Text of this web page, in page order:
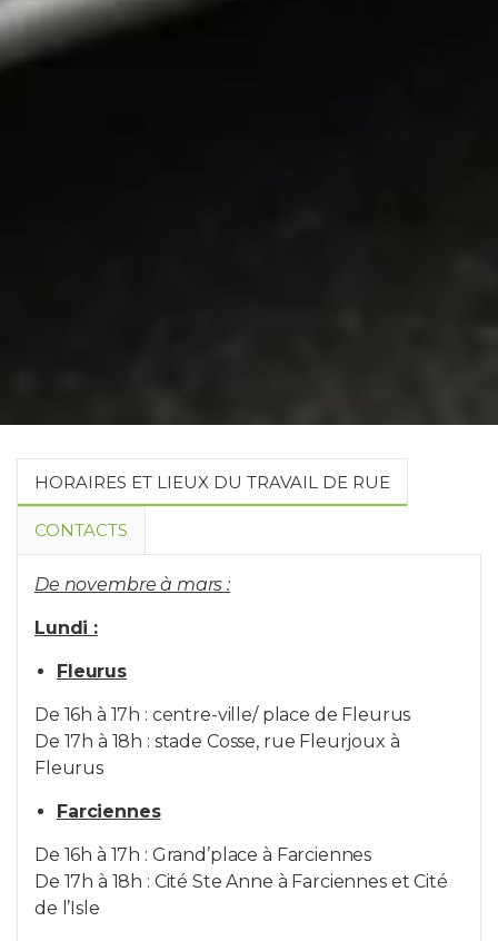
HORAIRES ET LIEUX DU TRAVAIL DE RUE
CONTACTS
De novembre à mars :
Lundi :
Fleurus
De 16h à 17h : centre-ville/ place de Fleurus
De 17h à 18h : stade Cosse, rue Fleurjoux à
Fleurus
Farciennes
De 16h à 17h : Grand’place à Farciennes
De 17h à 18h : Cité Ste Anne à Farciennes et Cité
de l’Isle
soufiane.ayoub@humani.be
Fleurus
visajeunes@humani.be
Farciennes/ Aiseau-Presles